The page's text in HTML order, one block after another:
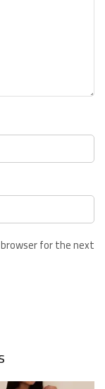
for the next